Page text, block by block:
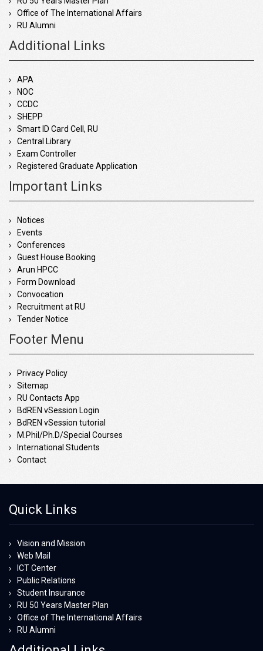
Office of The International Affairs
RU Alumni
Additional Links
APA
NOC
CCDC
SHEPP
Smart ID Card Cell, RU
Central Library
Exam Controller
Registered Graduate Application
Important Links
Notices
Events
Conferences
Guest House Booking
Arun HPCC
Form Download
Convocation
Recruitment at RU
Tender Notice
Footer Menu
Privacy Policy
Sitemap
RU Contacts App
BdREN vSession Login
BdREN vSession tutorial
M.Phil/Ph.D/Special Courses
International Students
Contact
Quick Links
Vision and Mission
Web Mail
ICT Center
Public Relations
Student Insurance
RU 50 Years Master Plan
Office of The International Affairs
RU Alumni